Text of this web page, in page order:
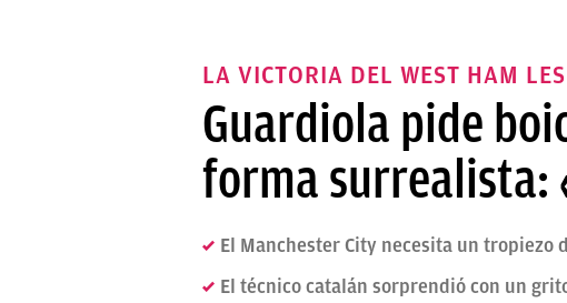
LA VICTORIA DEL WEST HAM
Guardiola pide
forma surrealista:
El Manchester City necesita un tropiezo
El técnico catalán sorprendió con un